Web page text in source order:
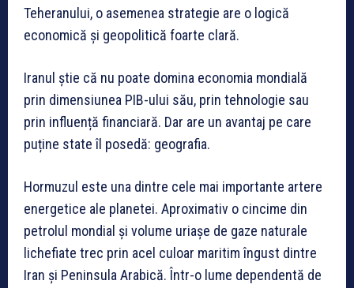
Teheranului, o asemenea strategie are o logică
economică și geopolitică foarte clară.
Iranul știe că nu poate domina economia mondială
prin dimensiunea PIB-ului său, prin tehnologie sau
prin influență financiară. Dar are un avantaj pe care
puține state îl posedă: geografia.
Hormuzul este una dintre cele mai importante artere
energetice ale planetei. Aproximativ o cincime din
petrolul mondial și volume uriașe de gaze naturale
lichefiate trec prin acel culoar maritim îngust dintre
Iran și Peninsula Arabică. Într-o lume dependentă de